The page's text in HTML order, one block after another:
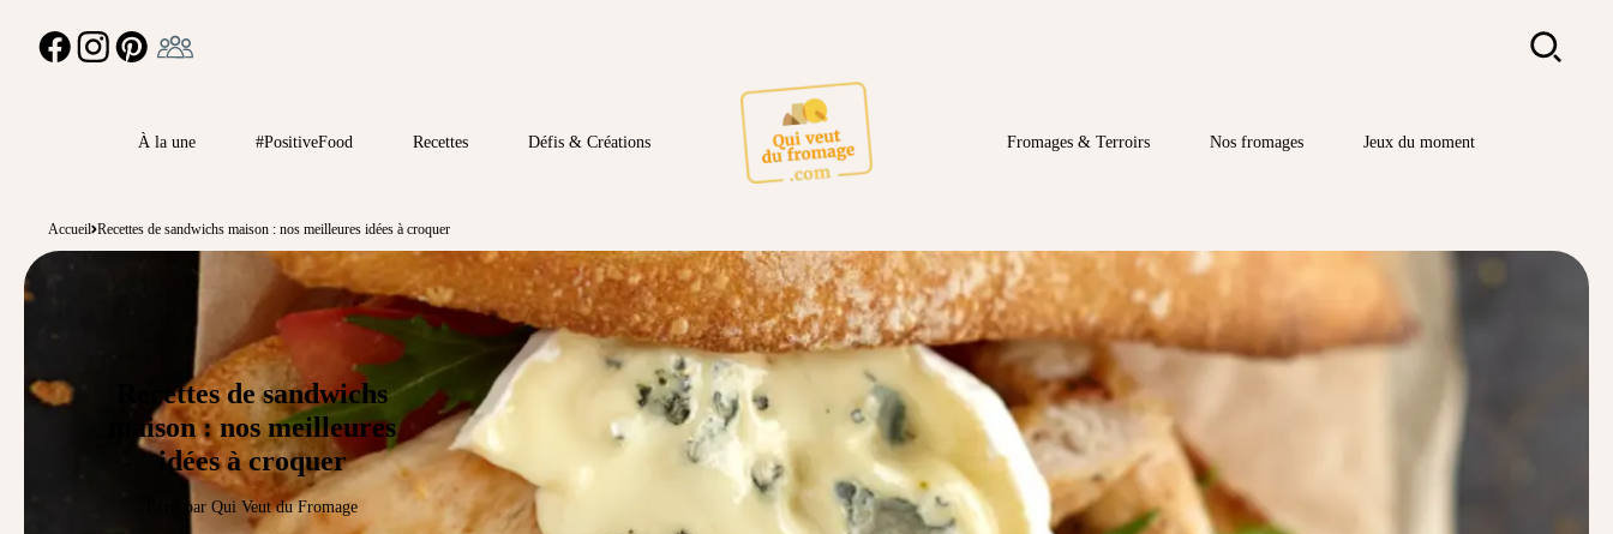
FACEBOOKINSTAGRAMPINTEREST Rechercher
À la une #PositiveFood Recettes Défis & Créations Fromages & Terroirs Nos fromages Jeux du moment
Accueil Recettes de sandwichs maison : nos meilleures idées à croquer
Recettes de sandwichs
maison : nos meilleures
idées à croquer
Écrit par Qui Veut du Fromage